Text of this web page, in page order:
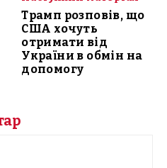
Трамп розповів, що
США хочуть
отримати від
України в обмін на
допомогу